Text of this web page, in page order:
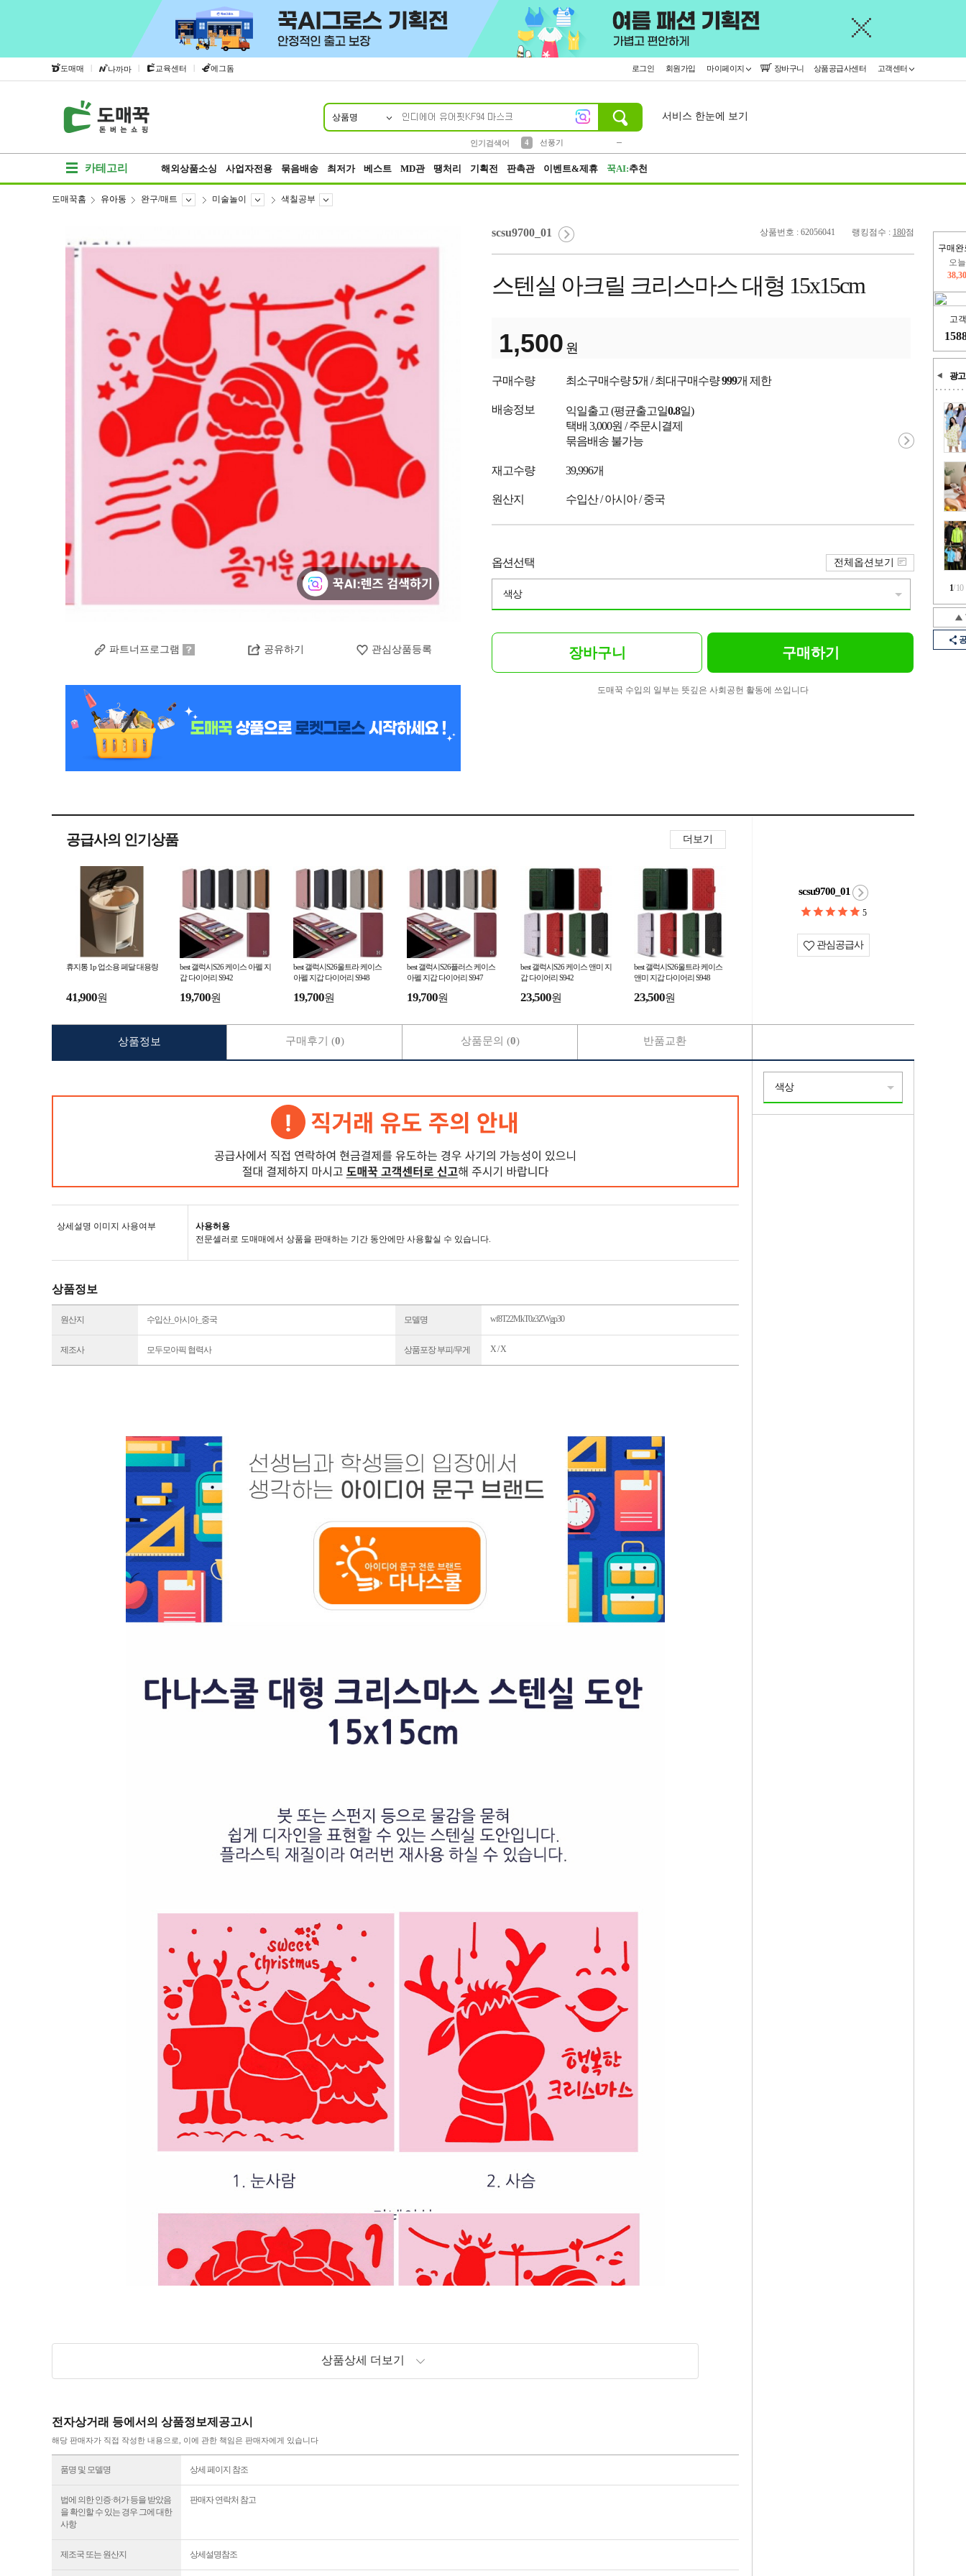
도매매 | 나까마 | 교육센터 | 에그돔 로그인 회원가입 마이페이지 장바구니 상품공급사센터 고객센터
상품명
인기검색어
5
말랑이 1
서비스 한눈에 보기
카테고리 해외상품소싱 사업자전용 묶음배송 최저가 베스트 MD관 땡처리 기획전 판촉관 이벤트&제휴 꾹AI:추천
구매완
오
고
광고
1/10
도매꾹홈 유아동 완구/매트 미술놀이 색칠공부
파트너프로그램 공유하기 관심상품등록
상품번호 : 62056041 랭킹점수 : 180점
scsu9700_01
스텐실 아크릴 크리스마스 대형 15x15cm
1,500 원
구매수량 최소구매수량5개 / 최대구매수량999개 제한
배송정보 익일출고 (평균출고일0.8일)
택배 3,000원 / 주문시결제
묶음배송 불가능
재고수량 39,996개
원산지 수입산 / 아시아 / 중국
옵션선택
색상
전체옵션보기
장바구니 구매하기
도매꾹 수입의 일부는 뜻깊은 사회공헌 활동에 쓰입니다
공급사의 인기상품 더보기
휴지통 1p 업소용 페달 대용량
41,900원
best 갤럭시S26 케이스 아펠 지
갑 다이어리 S942
19,700원
best 갤럭시S26울트라 케이스
아펠 지갑 다이어리 S948
19,700원
best 갤럭시S26플러스 케이스
아펠 지갑 다이어리 S947
19,700원
best 갤럭시S26 케이스 앤미 지
갑 다이어리 S942
23,500원
best 갤럭시S26울트라 케이스
앤미 지갑 다이어리 S948
23,500원
scsu9700_01
5
관심공급사
상세설명 이미지 사용여부
사용허용
전문셀러로 도매매에서 상품을 판매하는 기간 동안에만 사용할실 수 있습니다.
상품정보
원산지 수입산_아시아_중국 모델명 wf8T22MkT0z3ZWgp30
제조사 모두모아픽 협력사 상품포장 부피/무게 X / X
상품상세 더보기
전자상거래 등에서의 상품정보제공고시
해당 판매자가 직접 작성한 내용으로, 이에 관한 책임은 판매자에게 있습니다
품명 및 모델명 상세 페이지 참조
법에 의한 인증·허가 등을 받았음
을 확인할 수 있는 경우 그에 대한
사항
판매자 연락처 참고
제조국 또는 원산지 상세설명참조
상품정보 구매후기 (0) 상품문의 (0) 반품교환
색상